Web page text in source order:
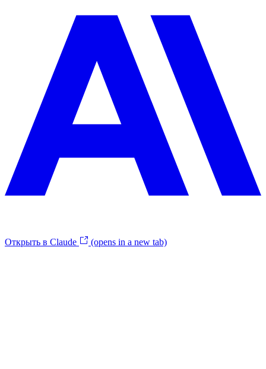
Открыть в Claude (opens in a new tab)